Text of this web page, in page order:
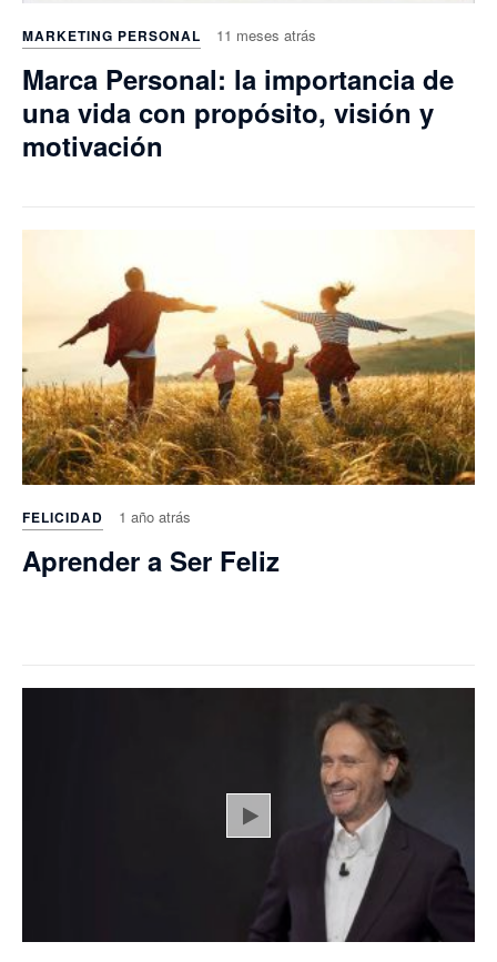
MARKETING PERSONAL 11 meses atrás
Marca Personal: la importancia de
una vida con propósito, visión y
motivación
FELICIDAD 1 año atrás
Aprender a Ser Feliz